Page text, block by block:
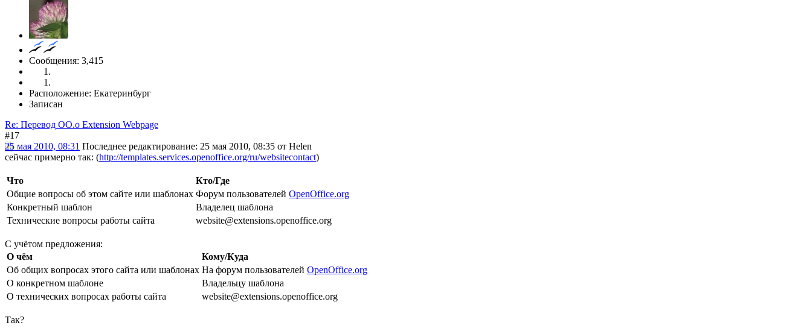
Сообщения: 3,415
Расположение: Екатеринбург
Записан
Re: Перевод OO.o Extension Webpage
#17
25 мая 2010, 08:31 Последнее редактирование: 25 мая 2010, 08:35 от Helen
сейчас примерно так: (http://templates.services.openoffice.org/ru/websitecontact)
Что
Кто/Где
Общие вопросы об этом сайте или шаблонах Форум пользователей OpenOffice.org
Конкретный шаблон
Владелец шаблона
Технические вопросы работы сайта
website@extensions.openoffice.org
С учётом предложения:
О чём
Кому/Куда
Об общих вопросах этого сайта или шаблонах На форум пользователей OpenOffice.org
О конкретном шаблоне
Владельцу шаблона
О технических вопросах работы сайта
website@extensions.openoffice.org
Так?